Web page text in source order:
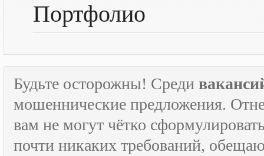
Портфолио
Будьте осторожны! Среди
мошеннические предложения.
вам не могут чётко
почти никаких требований,